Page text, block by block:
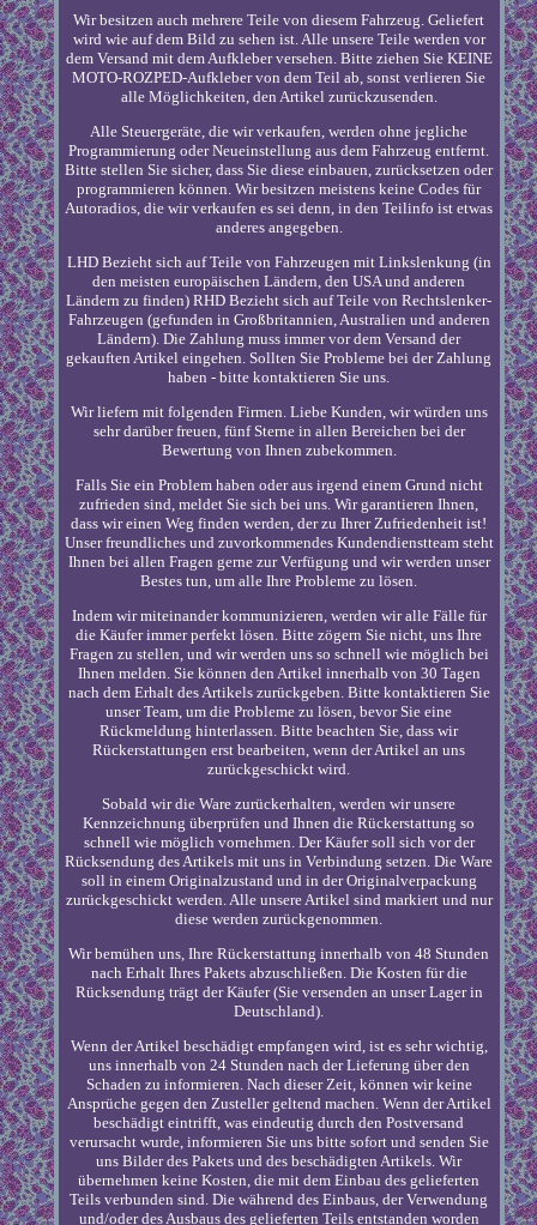
Wir besitzen auch mehrere Teile von diesem Fahrzeug. Geliefert
wird wie auf dem Bild zu sehen ist. Alle unsere Teile werden vor
dem Versand mit dem Aufkleber versehen. Bitte ziehen Sie KEINE
MOTO-ROZPED-Aufkleber von dem Teil ab, sonst verlieren Sie
alle Möglichkeiten, den Artikel zurückzusenden.
Alle Steuergeräte, die wir verkaufen, werden ohne jegliche
Programmierung oder Neueinstellung aus dem Fahrzeug entfernt.
Bitte stellen Sie sicher, dass Sie diese einbauen, zurücksetzen oder
programmieren können. Wir besitzen meistens keine Codes für
Autoradios, die wir verkaufen es sei denn, in den Teilinfo ist etwas
anderes angegeben.
LHD Bezieht sich auf Teile von Fahrzeugen mit Linkslenkung (in
den meisten europäischen Ländern, den USA und anderen
Ländern zu finden) RHD Bezieht sich auf Teile von Rechtslenker-
Fahrzeugen (gefunden in Großbritannien, Australien und anderen
Ländern). Die Zahlung muss immer vor dem Versand der
gekauften Artikel eingehen. Sollten Sie Probleme bei der Zahlung
haben - bitte kontaktieren Sie uns.
Wir liefern mit folgenden Firmen. Liebe Kunden, wir würden uns
sehr darüber freuen, fünf Sterne in allen Bereichen bei der
Bewertung von Ihnen zubekommen.
Falls Sie ein Problem haben oder aus irgend einem Grund nicht
zufrieden sind, meldet Sie sich bei uns. Wir garantieren Ihnen,
dass wir einen Weg finden werden, der zu Ihrer Zufriedenheit ist!
Unser freundliches und zuvorkommendes Kundendienstteam steht
Ihnen bei allen Fragen gerne zur Verfügung und wir werden unser
Bestes tun, um alle Ihre Probleme zu lösen.
Indem wir miteinander kommunizieren, werden wir alle Fälle für
die Käufer immer perfekt lösen. Bitte zögern Sie nicht, uns Ihre
Fragen zu stellen, und wir werden uns so schnell wie möglich bei
Ihnen melden. Sie können den Artikel innerhalb von 30 Tagen
nach dem Erhalt des Artikels zurückgeben. Bitte kontaktieren Sie
unser Team, um die Probleme zu lösen, bevor Sie eine
Rückmeldung hinterlassen. Bitte beachten Sie, dass wir
Rückerstattungen erst bearbeiten, wenn der Artikel an uns
zurückgeschickt wird.
Sobald wir die Ware zurückerhalten, werden wir unsere
Kennzeichnung überprüfen und Ihnen die Rückerstattung so
schnell wie möglich vornehmen. Der Käufer soll sich vor der
Rücksendung des Artikels mit uns in Verbindung setzen. Die Ware
soll in einem Originalzustand und in der Originalverpackung
zurückgeschickt werden. Alle unsere Artikel sind markiert und nur
diese werden zurückgenommen.
Wir bemühen uns, Ihre Rückerstattung innerhalb von 48 Stunden
nach Erhalt Ihres Pakets abzuschließen. Die Kosten für die
Rücksendung trägt der Käufer (Sie versenden an unser Lager in
Deutschland).
Wenn der Artikel beschädigt empfangen wird, ist es sehr wichtig,
uns innerhalb von 24 Stunden nach der Lieferung über den
Schaden zu informieren. Nach dieser Zeit, können wir keine
Ansprüche gegen den Zusteller geltend machen. Wenn der Artikel
beschädigt eintrifft, was eindeutig durch den Postversand
verursacht wurde, informieren Sie uns bitte sofort und senden Sie
uns Bilder des Pakets und des beschädigten Artikels. Wir
übernehmen keine Kosten, die mit dem Einbau des gelieferten
Teils verbunden sind. Die während des Einbaus, der Verwendung
und/oder des Ausbaus des gelieferten Teils entstanden worden